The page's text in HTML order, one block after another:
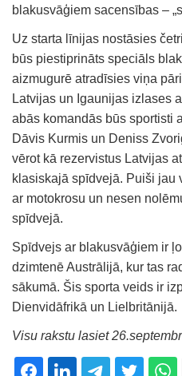
blakusvāģiem sacensības –
Uz starta līnijas nostāsies
būs piestiprināts speciāls
aizmugurē atradīsies viņa
Latvijas un Igaunijas izlases
abās komandās būs sportisti
Dāvis Kurmis un Deniss
vērot kā rezervistus Latvijas
klasiskajā spīdvejā. Puiši jau
ar motokrosu un nesen
spīdvejā.
Spīdvejs ar blakusvāģiem ir
dzimtenē Austrālijā, kur tas
sākumā. Šis sporta veids ir
Dienvidāfrikā un Lielbritānijā.
Visu rakstu lasiet